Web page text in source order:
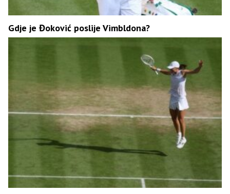
Gdje je Đoković poslije Vimbldona?